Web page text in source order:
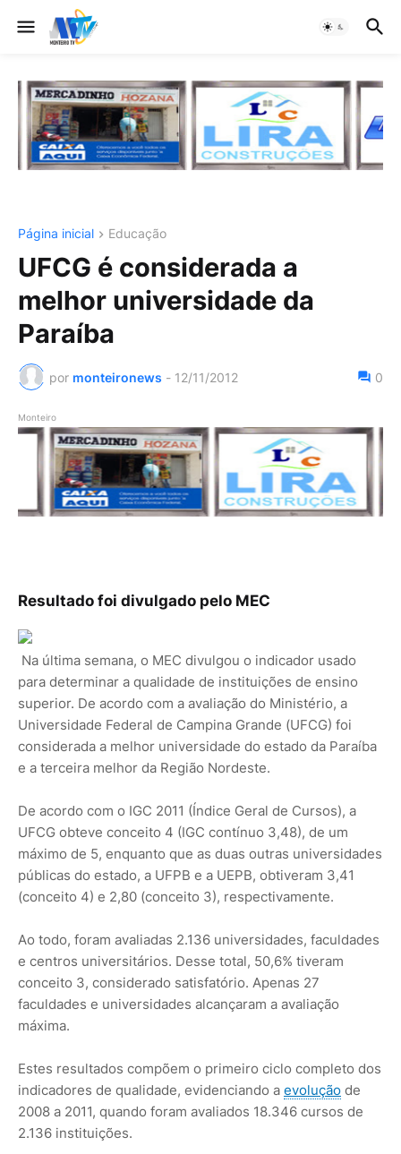
Página inicial Educação
UFCG é considerada a
melhor universidade da
Paraíba
por monteironews - 12/11/2012 0
Monteiro
Resultado foi divulgado pelo MEC
Na última semana, o MEC divulgou o indicador usado
para determinar a qualidade de instituições de ensino
superior. De acordo com a avaliação do Ministério, a
Universidade Federal de Campina Grande (UFCG) foi
considerada a melhor universidade do estado da Paraíba
e a terceira melhor da Região Nordeste.
De acordo com o IGC 2011 (Índice Geral de Cursos), a
UFCG obteve conceito 4 (IGC contínuo 3,48), de um
máximo de 5, enquanto que as duas outras universidades
públicas do estado, a UFPB e a UEPB, obtiveram 3,41
(conceito 4) e 2,80 (conceito 3), respectivamente.
Ao todo, foram avaliadas 2.136 universidades, faculdades
e centros universitários. Desse total, 50,6% tiveram
conceito 3, considerado satisfatório. Apenas 27
faculdades e universidades alcançaram a avaliação
máxima.
Estes resultados compõem o primeiro ciclo completo dos
indicadores de qualidade, evidenciando a evolução de
2008 a 2011, quando foram avaliados 18.346 cursos de
2.136 instituições.